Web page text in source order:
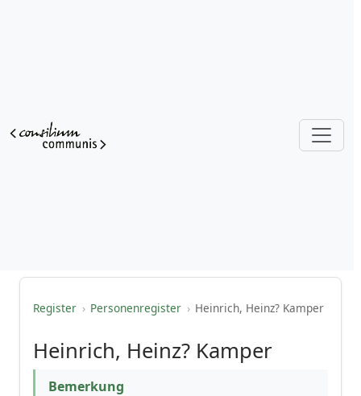
Register › Personenregister › Heinrich, Heinz? Kamper
Heinrich, Heinz? Kamper
Bemerkung